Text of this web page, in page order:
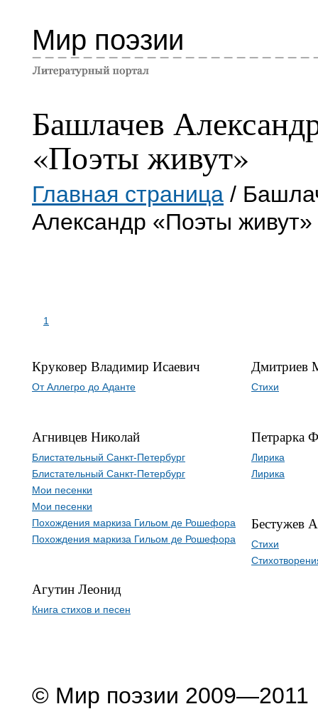
Мир поэзии
Башлачев
«Поэты живут»
Главная страница /
Александр «Поэты живут»
1
Круковер Владимир Исаевич
От Аллегро до Аданте
Агнивцев Николай
Блистательный Санкт-Петербург
Блистательный Санкт-Петербург
Мои песенки
Мои песенки
Похождения маркиза Гильом де Рошефора
Похождения маркиза Гильом де Рошефора
Агутин Леонид
Книга стихов и песен
Дмитриев
Стихи
Петрарка
Лирика
Лирика
Бестужев
Стихи
© Мир поэзии 2009—2011